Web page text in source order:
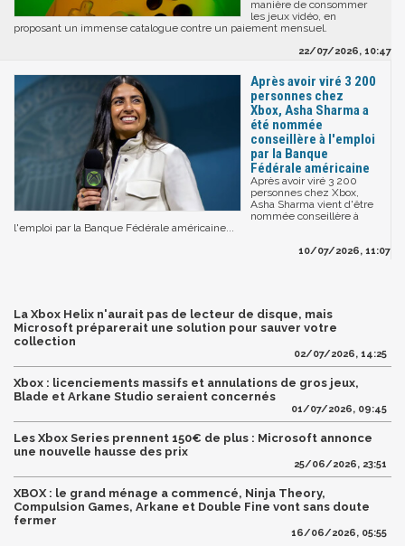
manière de consommer
les jeux vidéo, en
proposant un immense catalogue contre un paiement mensuel.
22/07/2026, 10:47
Après avoir viré 3 200
personnes chez
Xbox, Asha Sharma a
été nommée
conseillère à l'emploi
par la Banque
Fédérale américaine
Après avoir viré 3 200
personnes chez Xbox,
Asha Sharma vient d'être
nommée conseillère à
l'emploi par la Banque Fédérale américaine...
10/07/2026, 11:07
La Xbox Helix n'aurait pas de lecteur de disque, mais
Microsoft préparerait une solution pour sauver votre
collection
02/07/2026, 14:25
Xbox : licenciements massifs et annulations de gros jeux,
Blade et Arkane Studio seraient concernés
01/07/2026, 09:45
Les Xbox Series prennent 150€ de plus : Microsoft annonce
une nouvelle hausse des prix
25/06/2026, 23:51
XBOX : le grand ménage a commencé, Ninja Theory,
Compulsion Games, Arkane et Double Fine vont sans doute
fermer
16/06/2026, 05:55